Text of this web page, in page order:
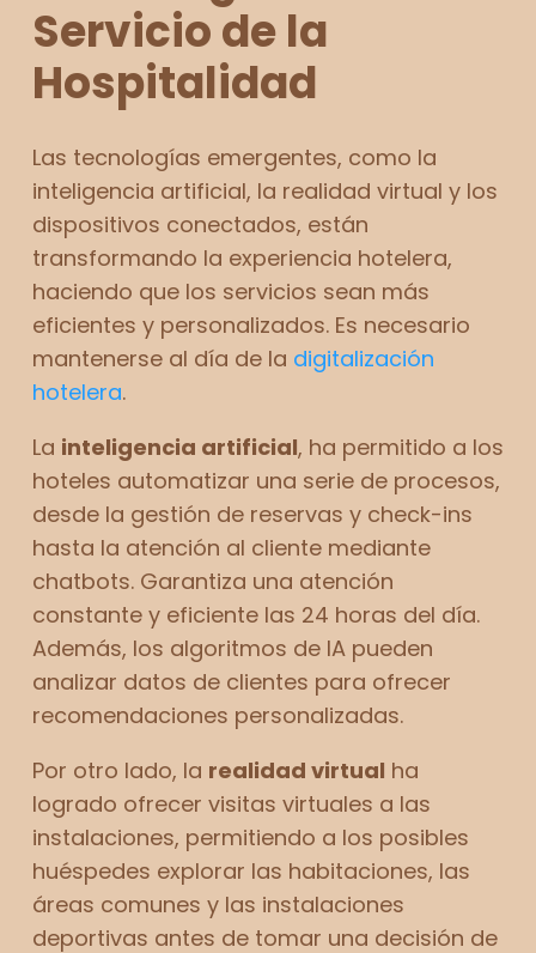
Servicio de la
Hospitalidad
Las tecnologías emergentes, como la
inteligencia artificial, la realidad virtual y los
dispositivos conectados, están
transformando la experiencia hotelera,
haciendo que los servicios sean más
eficientes y personalizados. Es necesario
mantenerse al día de la digitalización
hotelera.
La inteligencia artificial, ha permitido a los
hoteles automatizar una serie de procesos,
desde la gestión de reservas y check-ins
hasta la atención al cliente mediante
chatbots. Garantiza una atención
constante y eficiente las 24 horas del día.
Además, los algoritmos de IA pueden
analizar datos de clientes para ofrecer
recomendaciones personalizadas.
Por otro lado, la realidad virtual ha
logrado ofrecer visitas virtuales a las
instalaciones, permitiendo a los posibles
huéspedes explorar las habitaciones, las
áreas comunes y las instalaciones
deportivas antes de tomar una decisión de